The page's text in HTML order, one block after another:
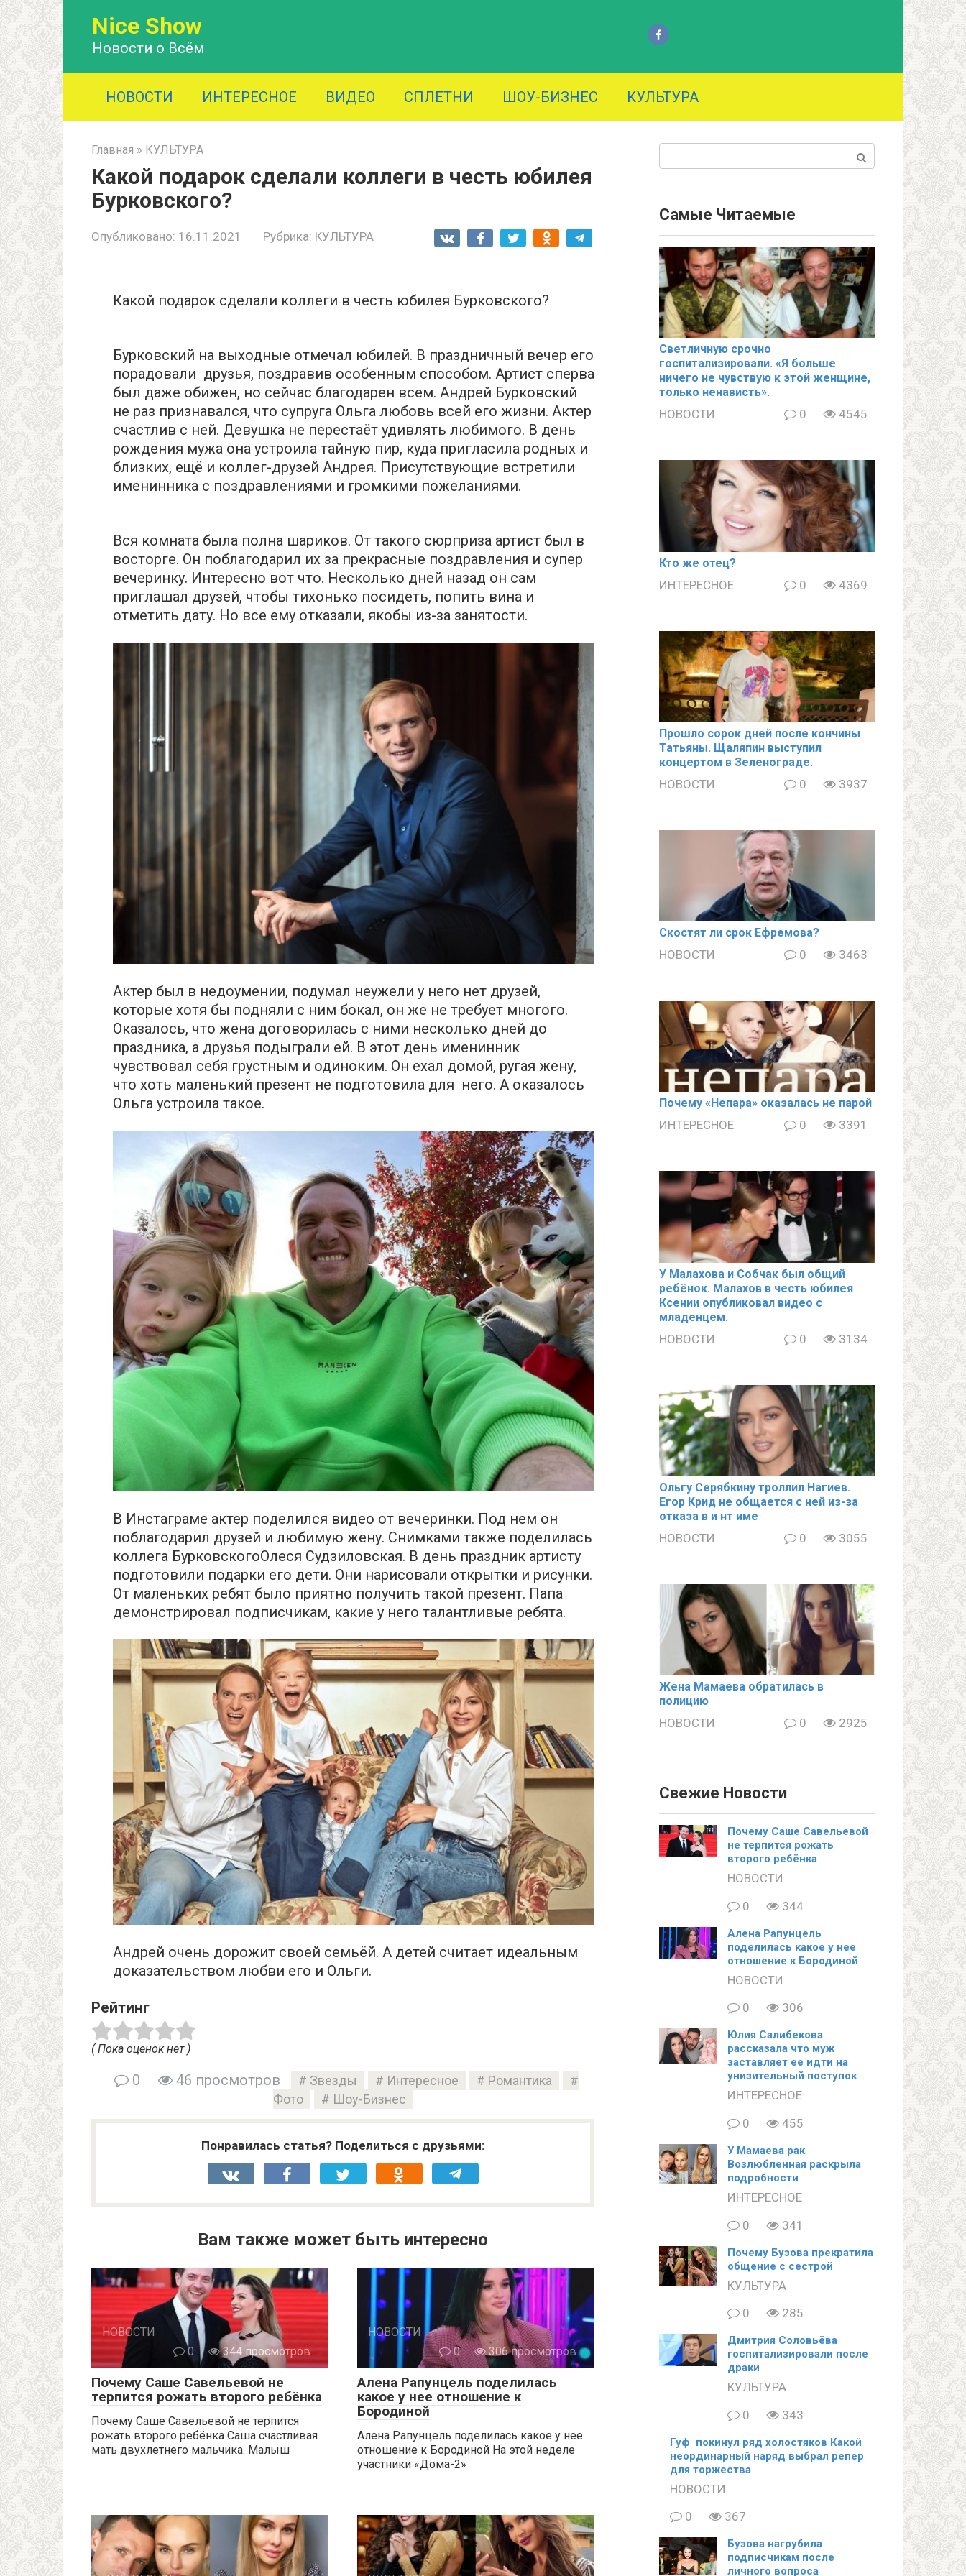
Nice Show
Новости о Всём
НОВОСТИ ИНТЕРЕСНОЕ ВИДЕО СПЛЕТНИ ШОУ-БИЗНЕС КУЛЬТУРА
Главная » КУЛЬТУРА
Какой подарок сделали коллеги в честь юбилея
Бурковского?
Опубликовано: 16.11.2021 Рубрика: КУЛЬТУРА
Какой подарок сделали коллеги в честь юбилея Бурковского?
Бурковский на выходные отмечал юбилей. В праздничный вечер его
порадовали друзья, поздравив особенным способом. Артист сперва
был даже обижен, но сейчас благодарен всем. Андрей Бурковский
не раз признавался, что супруга Ольга любовь всей его жизни. Актер
счастлив с ней. Девушка не перестаёт удивлять любимого. В день
рождения мужа она устроила тайную пир, куда пригласила родных и
близких, ещё и коллег-друзей Андрея. Присутствующие встретили
именинника с поздравлениями и громкими пожеланиями.
Вся комната была полна шариков. От такого сюрприза артист был в
восторге. Он поблагодарил их за прекрасные поздравления и супер
вечеринку. Интересно вот что. Несколько дней назад он сам
приглашал друзей, чтобы тихонько посидеть, попить вина и
отметить дату. Но все ему отказали, якобы из-за занятости.
Актер был в недоумении, подумал неужели у него нет друзей,
которые хотя бы подняли с ним бокал, он же не требует многого.
Оказалось, что жена договорилась с ними несколько дней до
праздника, а друзья подыграли ей. В этот день именинник
чувствовал себя грустным и одиноким. Он ехал домой, ругая жену,
что хоть маленький презент не подготовила для него. А оказалось
Ольга устроила такое.
В Инстаграме актер поделился видео от вечеринки. Под нем он
поблагодарил друзей и любимую жену. Снимками также поделилась
коллега БурковскогоОлеся Судзиловская. В день праздник артисту
подготовили подарки его дети. Они нарисовали открытки и рисунки.
От маленьких ребят было приятно получить такой презент. Папа
демонстрировал подписчикам, какие у него талантливые ребята.
Андрей очень дорожит своей семьёй. А детей считает идеальным
доказательством любви его и Ольги.
Рейтинг
( Пока оценок нет )
0 46 просмотров Звезды Интересное
Романтика
Фото
Шоу-Бизнес
Понравилась статья? Поделиться с друзьями:
Вам также может быть интересно
НОВОСТИ
0
344 просмотров
Почему Саше Савельевой не
терпится рожать второго ребёнка
Почему Саше Савельевой не терпится
рожать второго ребёнка Саша счастливая
мать двухлетнего мальчика. Малыш
НОВОСТИ
0
306 просмотров
Алена Рапунцель поделилась
какое у нее отношение к
Бородиной
Алена Рапунцель поделилась какое у нее
отношение к Бородиной На этой неделе
участники «Дома-2»
Самые Читаемые
Светличную срочно
госпитализировали. «Я больше
ничего не чувствую к этой женщине,
только ненависть».
НОВОСТИ 0 4545
Кто же отец?
ИНТЕРЕСНОЕ 0 4369
Прошло сорок дней после кончины
Татьяны. Щаляпин выступил
концертом в Зеленограде.
НОВОСТИ 0 3937
Скостят ли срок Ефремова?
НОВОСТИ 0 3463
Почему «Непара» оказалась не парой
ИНТЕРЕСНОЕ 0 3391
У Малахова и Собчак был общий
ребёнок. Малахов в честь юбилея
Ксении опубликовал видео с
младенцем.
НОВОСТИ 0 3134
Ольгу Серябкину троллил Нагиев.
Егор Крид не общается с ней из-за
отказа в и нт име
НОВОСТИ 0 3055
Жена Мамаева обратилась в
полицию
НОВОСТИ 0 2925
Свежие Новости
Почему Саше Савельевой
не терпится рожать
второго ребёнка
НОВОСТИ
0
344
Алена Рапунцель
поделилась какое у нее
отношение к Бородиной
НОВОСТИ
0
306
Юлия Салибекова
рассказала что муж
заставляет ее идти на
унизительный поступок
ИНТЕРЕСНОЕ
0
455
У Мамаева рак
Возлюбленная раскрыла
подробности
ИНТЕРЕСНОЕ
0
341
Почему Бузова прекратила
общение с сестрой
КУЛЬТУРА
0
285
Дмитрия Соловьёва
госпитализировали после
драки
КУЛЬТУРА
0
343
Гуф покинул ряд холостяков Какой
неординарный наряд выбрал репер
для торжества
НОВОСТИ
0
367
Бузова нагрубила
подписчикам после
личного вопроса